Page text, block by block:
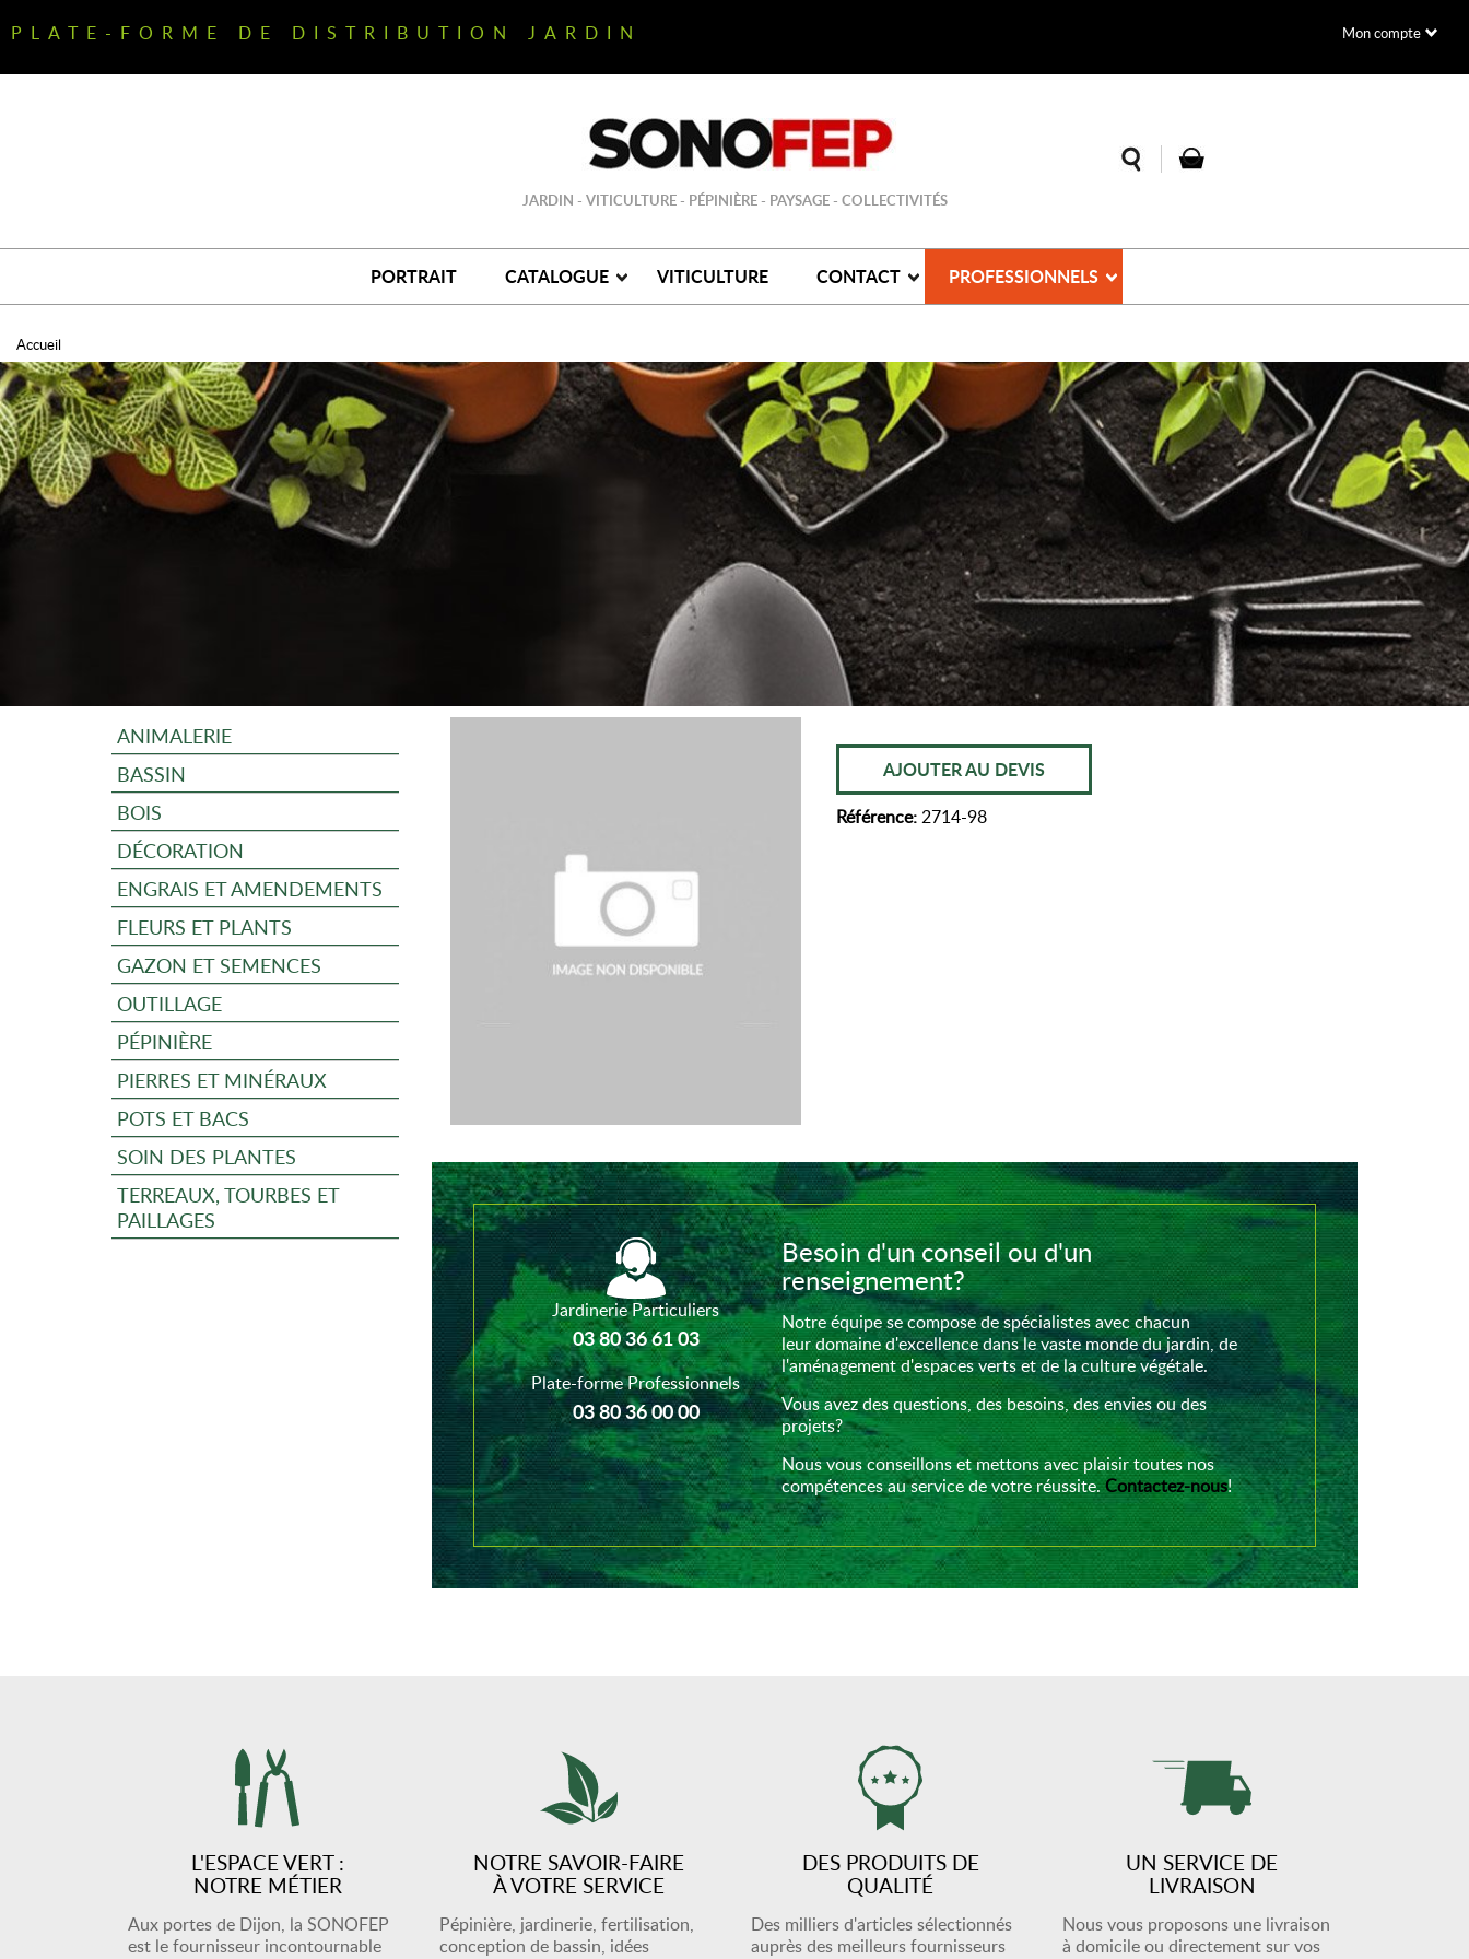
au
principal
PLATE-FORME DE DISTRIBUTION JARDIN Mon compte
JARDIN - VITICULTURE - PÉPINIÈRE - PAYSAGE - COLLECTIVITÉS
PORTRAIT CATALOGUE VITICULTURE CONTACT PROFESSIONNELS
Accueil
AJOUTER AU DEVIS
Référence:2714-98
Jardinerie Particuliers
03 80 36 61 03
Plate-forme Professionnels
03 80 36 00 00
Besoin d'un conseil ou d'un
renseignement?
Notre équipe se compose de spécialistes avec chacun
leur domaine d'excellence dans le vaste monde du jardin, de
l'aménagement d'espaces verts et de la culture végétale.
Vous avez des questions, des besoins, des envies ou des
projets?
Nous vous conseillons et mettons avec plaisir toutes nos
compétences au service de votre réussite.Contactez-nous!
ANIMALERIE
BASSIN
BOIS
DÉCORATION
ENGRAIS ET AMENDEMENTS
FLEURS ET PLANTS
GAZON ET SEMENCES
OUTILLAGE
PÉPINIÈRE
PIERRES ET MINÉRAUX
POTS ET BACS
SOIN DES PLANTES
TERREAUX, TOURBES ET
PAILLAGES
L'ESPACE VERT :
NOTRE MÉTIER
Aux portes de Dijon, la SONOFEP
est le fournisseur incontournable
NOTRE SAVOIR-FAIRE
À VOTRE SERVICE
Pépinière, jardinerie, fertilisation,
conception de bassin, idées
DES PRODUITS DE
QUALITÉ
Des milliers d'articles sélectionnés
auprès des meilleurs fournisseurs
UN SERVICE DE
LIVRAISON
Nous vous proposons une livraison
à domicile ou directement sur vos